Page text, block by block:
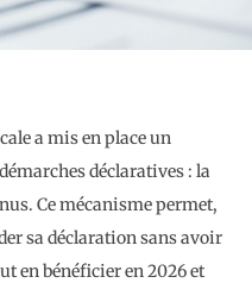
a mis en place un
déclaratives : la
Ce mécanisme permet,
sa déclaration sans avoir
en bénéficier en 2026 et